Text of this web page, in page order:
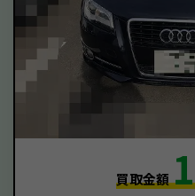
買取金額